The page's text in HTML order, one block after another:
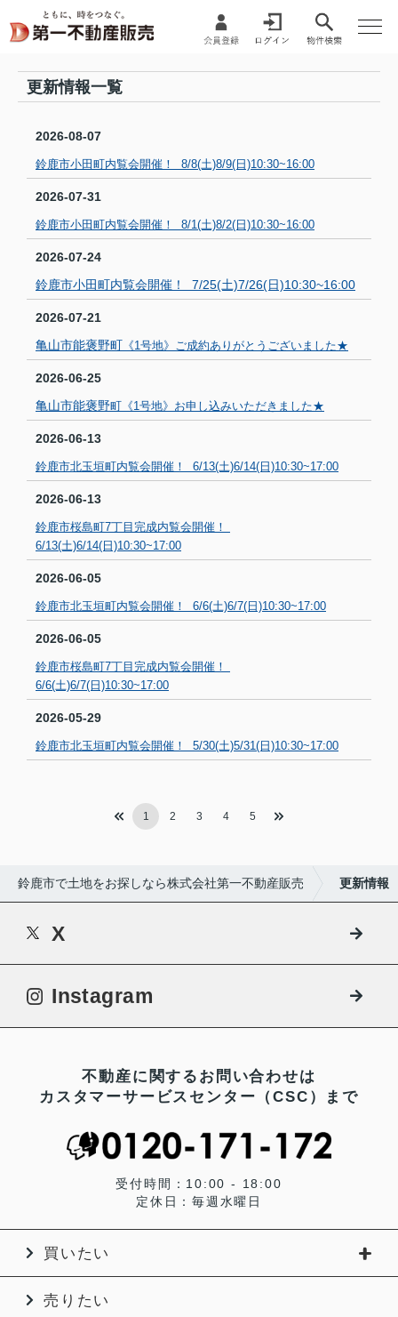
更新情報一覧
2026-08-07
鈴鹿市小田町内覧会開催！ 8/8(土)8/9(日)10:30~16:00
2026-07-31
鈴鹿市小田町内覧会開催！ 8/1(土)8/2(日)10:30~16:00
2026-07-24
鈴鹿市小田町内覧会開催！ 7/25(土)7/26(日)10:30~16:00
2026-07-21
亀山市能褒野町 《1号地》ご成約ありがとうございました★
2026-06-25
亀山市能褒野町《1号地》お申し込みいただきました★
2026-06-13
鈴鹿市北玉垣町内覧会開催！ 6/13(土)6/14(日)10:30~17:00
2026-06-13
鈴鹿市桜島町7丁目完成内覧会開催！
6/13(土)6/14(日)10:30~17:00
2026-06-05
鈴鹿市北玉垣町内覧会開催！ 6/6(土)6/7(日)10:30~17:00
2026-06-05
鈴鹿市桜島町7丁目完成内覧会開催！
6/6(土)6/7(日)10:30~17:00
2026-05-29
鈴鹿市北玉垣町内覧会開催！ 5/30(土)5/31(日)10:30~17:00
1 2 3 4 5
鈴鹿市で土地をお探しなら株式会社第一不動産販売 更新情報
X
Instagram
不動産に関するお問い合わせは
カスタマーサービスセンター（CSC）まで
受付時間：10:00 - 18:00
定休日：毎週水曜日
買いたい
売りたい